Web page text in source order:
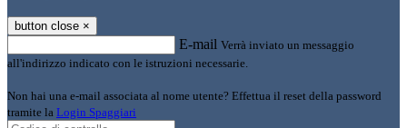
button close ×
E-mail Verrà inviato un messaggio
all'indirizzo indicato con le istruzioni necessarie.
Non hai una e-mail associata al nome utente? Effettua il reset della password
tramite la Login Spaggiari